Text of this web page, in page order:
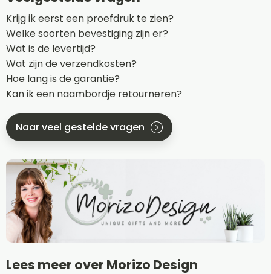
Krijg ik eerst een proefdruk te zien?
Welke soorten bevestiging zijn er?
Wat is de levertijd?
Wat zijn de verzendkosten?
Hoe lang is de garantie?
Kan ik een naambordje retourneren?
Naar veel gestelde vragen
Lees meer over Morizo Design